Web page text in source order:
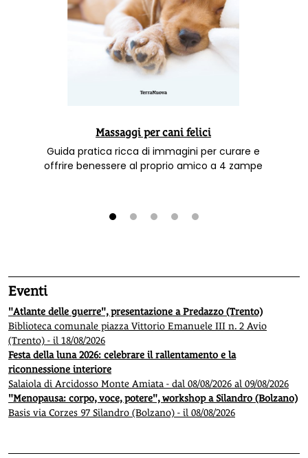
Massaggi per cani felici
Guida pratica ricca di immagini per curare e
offrire benessere al proprio amico a 4 zampe
Eventi
"Atlante delle guerre", presentazione a Predazzo (Trento)
Biblioteca comunale piazza Vittorio Emanuele III n. 2 Avio
(Trento) - il 18/08/2026
Festa della luna 2026: celebrare il rallentamento e la
riconnessione interiore
Salaiola di Arcidosso Monte Amiata - dal 08/08/2026 al 09/08/2026
"Menopausa: corpo, voce, potere", workshop a Silandro (Bolzano)
Basis via Corzes 97 Silandro (Bolzano) - il 08/08/2026